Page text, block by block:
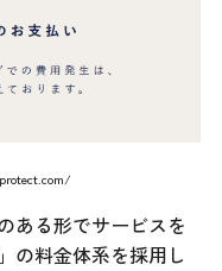
ある形でサービスを
の料金体系を採用し